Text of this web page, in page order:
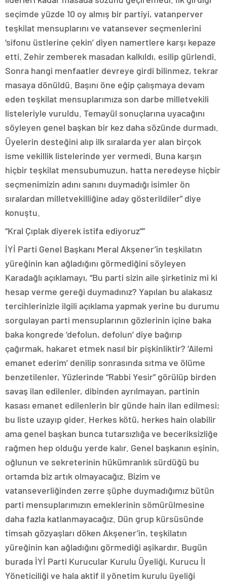
seçimde yüzde 10 oy almış bir partiyi, vatanperver
teşkilat mensuplarını ve vatansever seçmenlerini
‘sifonu üstlerine çekin’ diyen namertlere karşı kepaze
etti. Zehir zemberek masadan kalkıldı, esilip gürlendi.
Sonra hangi menfaatler devreye girdi bilinmez, tekrar
masaya dönüldü. Başını öne eğip çalışmaya devam
eden teşkilat mensuplarımıza son darbe milletvekili
listeleriyle vuruldu. Temayül sonuçlarına uyacağını
söyleyen genel başkan bir kez daha sözünde durmadı.
Üyelerin desteğini alıp ilk sıralarda yer alan birçok
isme vekillik listelerinde yer vermedi. Buna karşın
hiçbir teşkilat mensubumuzun, hatta neredeyse hiçbir
seçmenimizin adını sanını duymadığı isimler ön
sıralardan milletvekilliğine aday gösterildiler” diye
konuştu.
“Kral Çıplak diyerek istifa ediyoruz””
İYİ Parti Genel Başkanı Meral Akşener’in teşkilatın
yüreğinin kan ağladığını görmediğini söyleyen
Karadağlı açıklamayı, “Bu parti sizin aile şirketiniz mi ki
hesap verme gereği duymadınız? Yapılan bu alakasız
tercihlerinizle ilgili açıklama yapmak yerine bu durumu
sorgulayan parti mensuplarının gözlerinin içine baka
baka kongrede ‘defolun, defolun’ diye bağırıp
çağırmak, hakaret etmek nasıl bir pişkinliktir? ‘Ailemi
emanet ederim’ denilip sonrasında sıtma ve ölüme
benzetilenler, Yüzlerinde “Rabbi Yesir” görülüp birden
savaş ilan edilenler, dibinden ayrılmayan, partinin
kasası emanet edilenlerin bir günde hain ilan edilmesi;
bu liste uzayıp gider. Herkes kötü, herkes hain olabilir
ama genel başkan bunca tutarsızlığa ve beceriksizliğe
rağmen hep olduğu yerde kalır. Genel başkanın eşinin,
oğlunun ve sekreterinin hükümranlık sürdüğü bu
ortamda biz artık olmayacağız. Bizim ve
vatanseverliğinden zerre şüphe duymadığımız bütün
parti mensuplarımızın emeklerinin sömürülmesine
daha fazla katlanmayacağız. Dün grup kürsüsünde
timsah gözyaşları döken Akşener’in, teşkilatın
yüreğinin kan ağladığını görmediği aşikardır. Bugün
burada İYİ Parti Kurucular Kurulu Üyeliği, Kurucu İl
Yöneticiliği ve hala aktif il yönetim kurulu üyeliği